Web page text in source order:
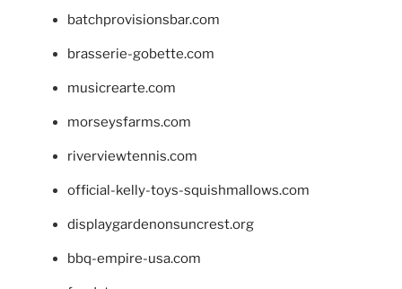
batchprovisionsbar.com
brasserie-gobette.com
musicrearte.com
morseysfarms.com
riverviewtennis.com
official-kelly-toys-squishmallows.com
displaygardenonsuncrest.org
bbq-empire-usa.com